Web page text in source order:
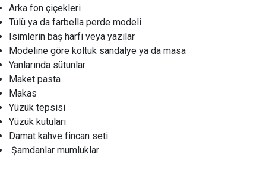
Arka fon çiçekleri
Tülü ya da farbella perde modeli
Isimlerin baş harfi veya yazılar
Modeline göre koltuk sandalye ya da masa
Yanlarında sütunlar
Maket pasta
Makas
Yüzük tepsisi
Yüzük kutuları
Damat kahve fincan seti
Şamdanlar mumluklar